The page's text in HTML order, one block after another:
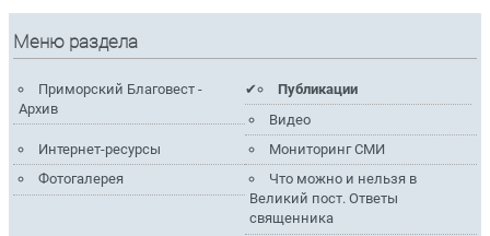
Меню раздела
Приморский Благовест -
Архив
Публикации
Видео
Интернет-ресурсы
Мониторинг СМИ
Фотогалерея
Что можно и нельзя в
Великий пост. Ответы
священника